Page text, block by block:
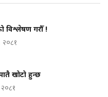
विश्लेषण गरौँ !
२०८१
खोटो हुन्छ